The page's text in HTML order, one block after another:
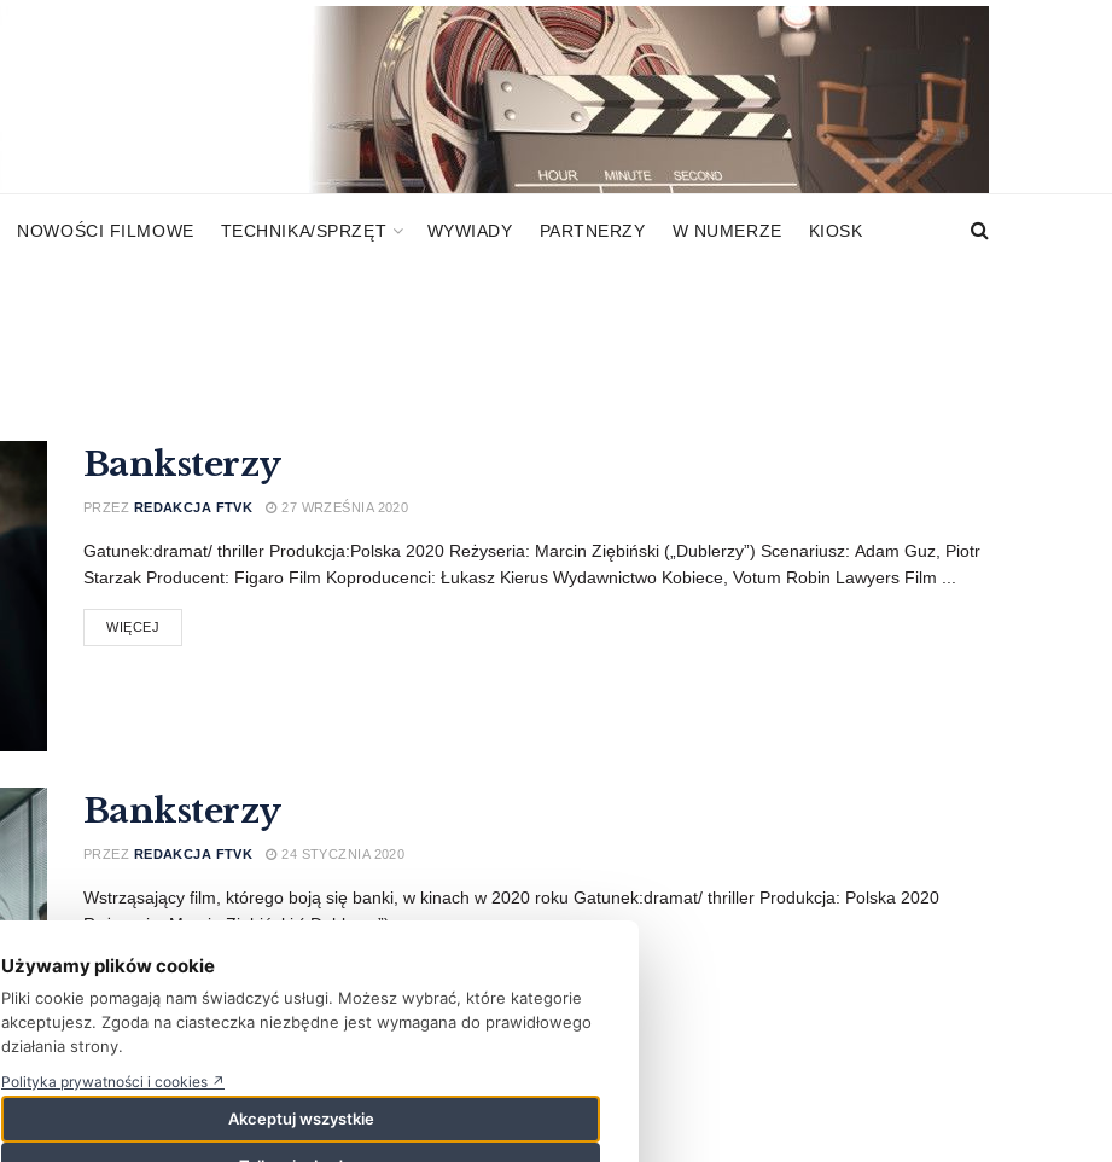
NOWOŚCI FILMOWE TECHNIKA/SPRZĘT WYWIADY PARTNERZY W NUMERZE KIOSK
Banksterzy
PRZEZ REDAKCJA FTVK 27 WRZEŚNIA 2020
Gatunek:dramat/ thriller Produkcja:Polska 2020 Reżyseria: Marcin Ziębiński („Dublerzy”) Scenariusz: Adam Guz, Piotr
Starzak Producent: Figaro Film Koproducenci: Łukasz Kierus Wydawnictwo Kobiece, Votum Robin Lawyers Film ...
WIĘCEJ
Banksterzy
PRZEZ REDAKCJA FTVK 24 STYCZNIA 2020
Wstrząsający film, którego boją się banki, w kinach w 2020 roku Gatunek:dramat/ thriller Produkcja: Polska 2020
Reżyseria: Marcin Ziębiński („Dublerzy”) ...
WIĘCEJ
Używamy plików cookie
Pliki cookie pomagają nam świadczyć usługi. Możesz wybrać, które kategorie
akceptujesz. Zgoda na ciasteczka niezbędne jest wymagana do prawidłowego
działania strony.
Polityka prywatności i cookies ↗
Akceptuj wszystkie